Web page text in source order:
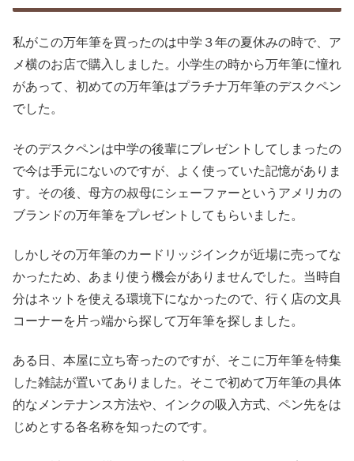
私がこの万年筆を買ったのは中学３年の夏休みの時で、ア
メ横のお店で購入しました。小学生の時から万年筆に憧れ
があって、初めての万年筆はプラチナ万年筆のデスクペン
でした。
そのデスクペンは中学の後輩にプレゼントしてしまったの
で今は手元にないのですが、よく使っていた記憶がありま
す。その後、母方の叔母にシェーファーというアメリカの
ブランドの万年筆をプレゼントしてもらいました。
しかしその万年筆のカードリッジインクが近場に売ってな
かったため、あまり使う機会がありませんでした。当時自
分はネットを使える環境下になかったので、行く店の文具
コーナーを片っ端から探して万年筆を探しました。
ある日、本屋に立ち寄ったのですが、そこに万年筆を特集
した雑誌が置いてありました。そこで初めて万年筆の具体
的なメンテナンス方法や、インクの吸入方式、ペン先をは
じめとする各名称を知ったのです。